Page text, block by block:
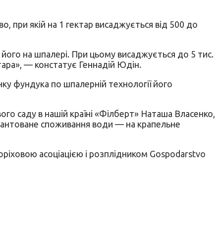
якій на 1 гектар висаджується від 500 до
на шпалері. При цьому висаджується до 5 тис.
— констатує Геннадій Юдін.
фундука по шпалерній технології його
саду в нашій країні «Філберт» Наташа Власенко,
споживання води — на крапельне
асоціацією і розплідником Gospodarstvo